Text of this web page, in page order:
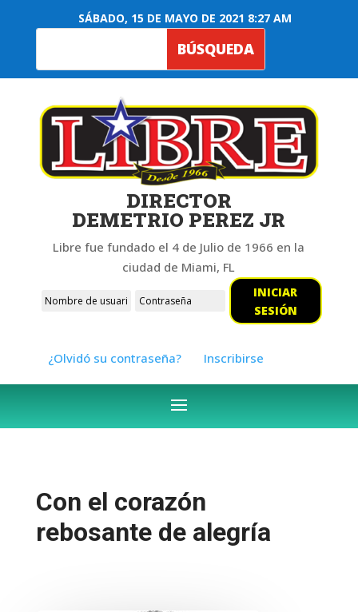
SÁBADO, 15 DE MAYO DE 2021 8:27 AM
DIRECTOR
DEMETRIO PEREZ JR
Libre fue fundado el 4 de Julio de 1966 en la
ciudad de Miami, FL
INICIAR
SESIÓN
¿Olvidó su contraseña? Inscribirse
Con el corazón
rebosante de alegría